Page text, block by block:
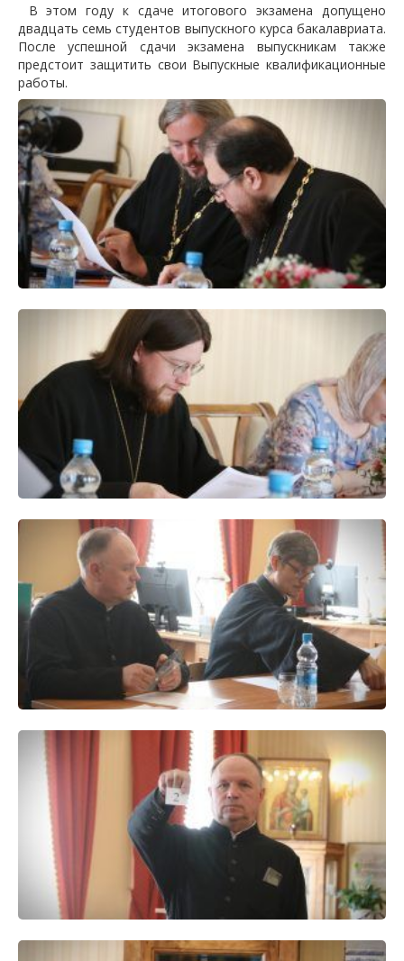
В этом году к сдаче итогового экзамена допущено
двадцать семь студентов выпускного курса бакалавриата.
После успешной сдачи экзамена выпускникам также
предстоит защитить свои Выпускные квалификационные
работы.